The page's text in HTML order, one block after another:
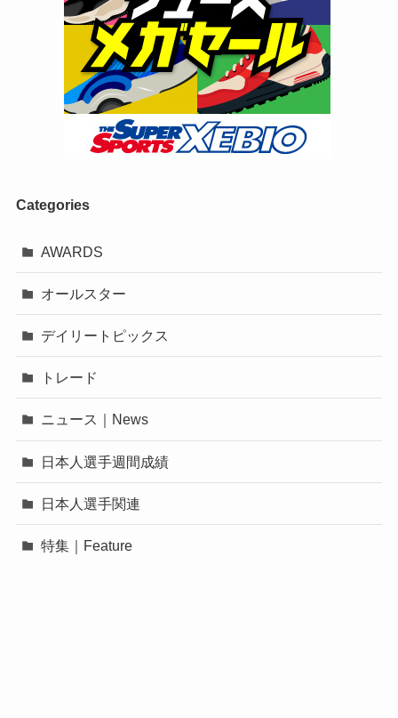
Categories
AWARDS
オールスター
デイリートピックス
トレード
ニュース｜News
日本人選手週間成績
日本人選手関連
特集｜Feature